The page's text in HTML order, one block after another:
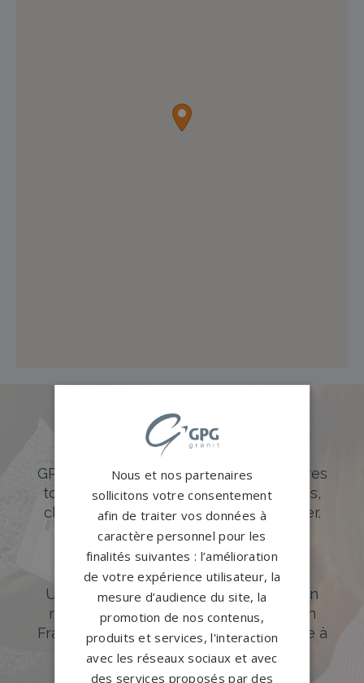
Des pierres tombales uniques et
originales
GPG Granit offre un large choix de pierres
tombales en granit de styles modernes,
classiques ou originales à personnaliser.
DÉCOUVREZ NOTRE CATALOGUE
Accompagnement sur-mesure
Un accompagnement sur mesure et un
réseau de 1200 partenaires partout en
France. Personnalisation avancée grâce à
notre configurateur 3D en ligne.
Nous et nos partenaires
sollicitons votre consentement
afin de traiter vos données à
caractère personnel pour les
finalités suivantes : l’amélioration
de votre expérience utilisateur, la
mesure d’audience du site, la
promotion de nos contenus,
produits et services, l'interaction
avec les réseaux sociaux et avec
des services proposés par des